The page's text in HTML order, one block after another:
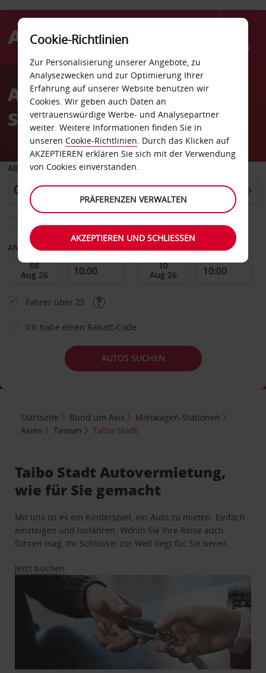
Menü
AvisAutovermietung Taibo
Stadt
ABHOLEN VON
ANFANGSDATUM
Fahrer über 25
Ich habe einen Rabatt-Code
AUTOS SUCHEN
Startseite Rund um Avis
Mietwagen-Stationen
Asien
Taiwan Taibo Stadt
Taibo Stadt Autovermietung,
wie für Sie gemacht
Mit uns ist es ein Kinderspiel, ein Auto zu mieten. Einfach
einsteigen und losfahren. Wohin Sie Ihre Reise auch
führen mag, Ihr Schlüssel zur Welt liegt für Sie bereit.
Jetzt buchen
Cookie-Richtlinien
Zur Personalisierung unserer Angebote, zu
Analysezwecken und zur Optimierung Ihrer
Erfahrung auf unserer Website benutzen wir
Cookies. Wir geben auch Daten an
vertrauenswürdige Werbe- und Analysepartner
weiter. Weitere Informationen finden Sie in
unseren Cookie-Richtlinien. Durch das Klicken auf
AKZEPTIEREN erklären Sie sich mit der Verwendung
von Cookies einverstanden.
PRÄFERENZEN VERWALTEN
AKZEPTIEREN UND SCHLIESSEN